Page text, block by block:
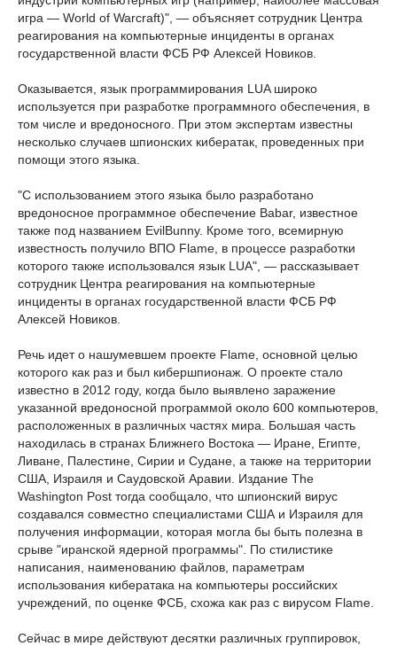
игра — World of Warcraft)", — объясняет сотрудник Центра
реагирования на компьютерные инциденты в органах
государственной власти ФСБ РФ Алексей Новиков.
Оказывается, язык программирования LUA широко
используется при разработке программного обеспечения, в
том числе и вредоносного. При этом экспертам известны
несколько случаев шпионских кибератак, проведенных при
помощи этого языка.
"С использованием этого языка было разработано
вредоносное программное обеспечение Babar, известное
также под названием EvilBunny. Кроме того, всемирную
известность получило ВПО Flame, в процессе разработки
которого также использовался язык LUA", — рассказывает
сотрудник Центра реагирования на компьютерные
инциденты в органах государственной власти ФСБ РФ
Алексей Новиков.
Речь идет о нашумевшем проекте Flame, основной целью
которого как раз и был кибершпионаж. О проекте стало
известно в 2012 году, когда было выявлено заражение
указанной вредоносной программой около 600 компьютеров,
расположенных в различных частях мира. Большая часть
находилась в странах Ближнего Востока — Иране, Египте,
Ливане, Палестине, Сирии и Судане, а также на территории
США, Израиля и Саудовской Аравии. Издание The
Washington Post тогда сообщало, что шпионский вирус
создавался совместно специалистами США и Израиля для
получения информации, которая могла бы быть полезна в
срыве "иранской ядерной программы". По стилистике
написания, наименованию файлов, параметрам
использования кибератака на компьютеры российских
учреждений, по оценке ФСБ, схожа как раз с вирусом Flame.
Сейчас в мире действуют десятки различных группировок,